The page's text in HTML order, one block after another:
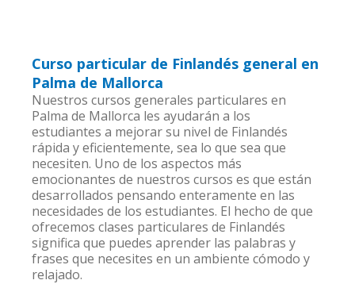
Curso particular de Finlandés general en
Palma de Mallorca
Nuestros cursos generales particulares en
Palma de Mallorca les ayudarán a los
estudiantes a mejorar su nivel de Finlandés
rápida y eficientemente, sea lo que sea que
necesiten. Uno de los aspectos más
emocionantes de nuestros cursos es que están
desarrollados pensando enteramente en las
necesidades de los estudiantes. El hecho de que
ofrecemos clases particulares de Finlandés
significa que puedes aprender las palabras y
frases que necesites en un ambiente cómodo y
relajado.